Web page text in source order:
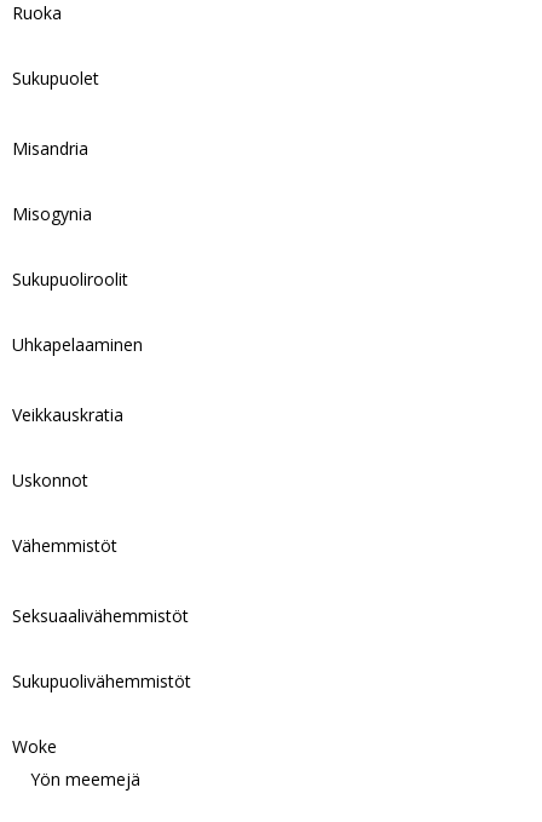
Ruoka
Sukupuolet
Misandria
Misogynia
Sukupuoliroolit
Uhkapelaaminen
Veikkauskratia
Uskonnot
Vähemmistöt
Seksuaalivähemmistöt
Sukupuolivähemmistöt
Woke
Yön meemejä